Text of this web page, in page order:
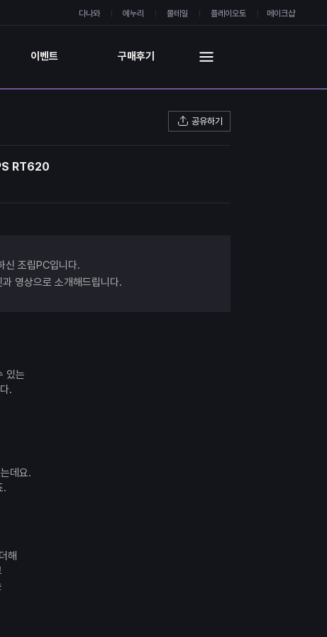
다나와 에누리 몰테일 플레이오토 메이크샵
이벤트 구매후기
공유하기
RT620
신 조립PC입니다.
영상으로 소개해드립니다.
있는
.
데요.
.
해